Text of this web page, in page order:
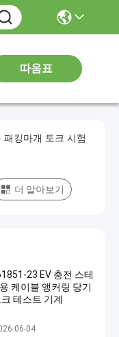
따옴표
킹마개 토크 시험
더 알아보기
23 EV 충전 스테
케이블 앵커링 당기
테스트 기계
량 시험 장비
06-04